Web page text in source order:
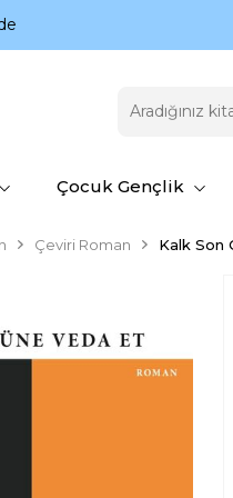
Çocuk Gençlik
Çeviri Roman Kalk Son